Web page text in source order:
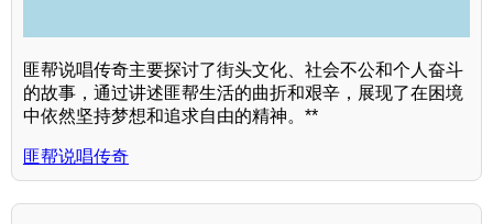
匪帮说唱传奇主要探讨了街头文化、社会不公和个人奋斗
的故事，通过讲述匪帮生活的曲折和艰辛，展现了在困境
中依然坚持梦想和追求自由的精神。**
匪帮说唱传奇